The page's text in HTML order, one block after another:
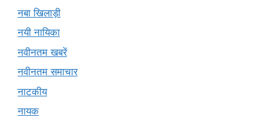
नबा खिलाड़ी
नयी नायिका
नवीनतम खबरें
नवीनतम समाचार
नाटकीय
नायक